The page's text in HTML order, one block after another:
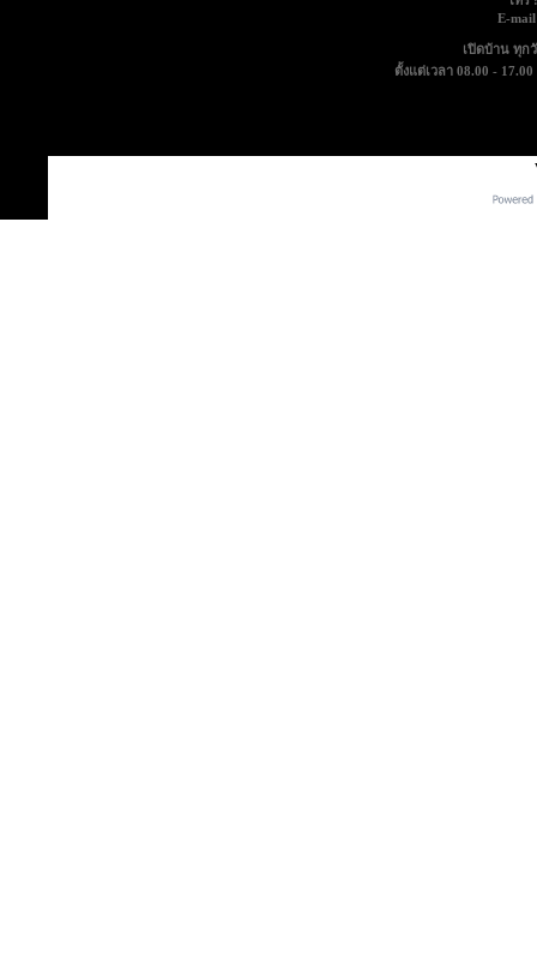
E-
เปิดบ้าน ทุก
ตั้งแต่เวลา 08.00 -